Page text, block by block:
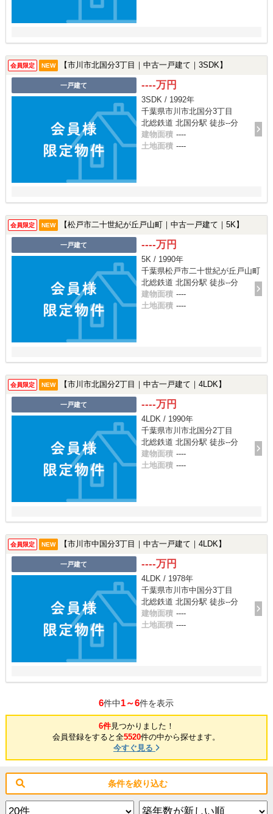
会員限定 NEW 【市川市北国分3丁目｜中古一戸建て｜3SDK】
一戸建て ----万円
3SDK / 1992年
千葉県市川市北国分3丁目
北総鉄道 北国分駅 徒歩--分
建物面積 ----
土地面積 ----
会員限定 NEW 【松戸市二十世紀が丘戸山町｜中古一戸建て｜5K】
一戸建て ----万円
5K / 1990年
千葉県松戸市二十世紀が丘戸山町
北総鉄道 北国分駅 徒歩--分
建物面積 ----
土地面積 ----
会員限定 NEW 【市川市北国分2丁目｜中古一戸建て｜4LDK】
一戸建て ----万円
4LDK / 1990年
千葉県市川市北国分2丁目
北総鉄道 北国分駅 徒歩--分
建物面積 ----
土地面積 ----
会員限定 NEW 【市川市中国分3丁目｜中古一戸建て｜4LDK】
一戸建て ----万円
4LDK / 1978年
千葉県市川市中国分3丁目
北総鉄道 北国分駅 徒歩--分
建物面積 ----
土地面積 ----
6件中1～6件を表示
6件見つかりました！
会員登録をすると全5520件の中から探せます。
今すぐ見る
条件を絞り込む